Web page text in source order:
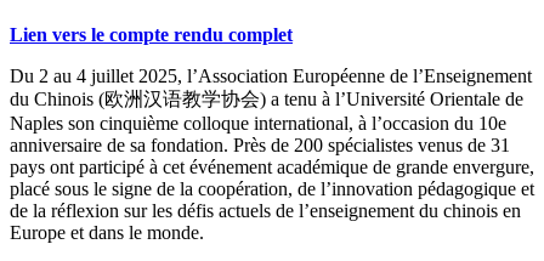
Lien vers le compte rendu complet
Du 2 au 4 juillet 2025, l’Association Européenne de l’Enseignement
du Chinois (欧洲汉语教学协会) a tenu à l’Université Orientale de
Naples son cinquième colloque international, à l’occasion du 10e
anniversaire de sa fondation. Près de 200 spécialistes venus de 31
pays ont participé à cet événement académique de grande envergure,
placé sous le signe de la coopération, de l’innovation pédagogique et
de la réflexion sur les défis actuels de l’enseignement du chinois en
Europe et dans le monde.